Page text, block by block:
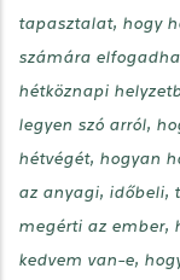
tapasztalat, hogy
számára
hétköznapi
legyen szó arról,
hétvégét, hogyan
az anyagi, időbeli,
megérti az ember,
kedvem van-e,